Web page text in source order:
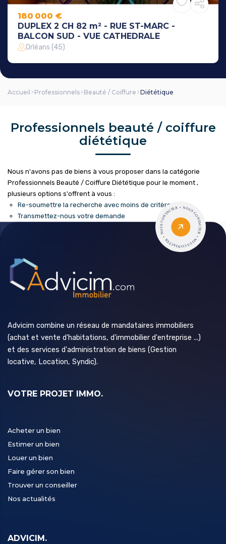
DUPLEX 2 CH 82 m² - RUE ST-MARC -
BALCON SUD - VUE CATHEDRALE
180 000 €
Orléans (45)
Accueil Professionnels Beauté / Coiffure Diététique
Professionnels beauté / coiffure
diététique
Nous n'avons pas de biens à vous proposer dans la catégorie
Professionnels Beauté / Coiffure Diététique pour le moment ,
plusieurs options s'offrent à vous :
Re-soumettre la recherche avec moins de critères.
Transmettez-nous votre demande
Advicim combine un réseau de mandataires immobiliers
(achat et vente d'habitations, d'immobilier d'entreprise ...)
et des services d'administration de biens (Gestion
locative, Location, Syndic).
VOTRE PROJET IMMO.
Acheter un bien
Estimer un bien
Louer un bien
Faire gérer son bien
Trouver un conseiller
Nos actualités
ADVICIM.